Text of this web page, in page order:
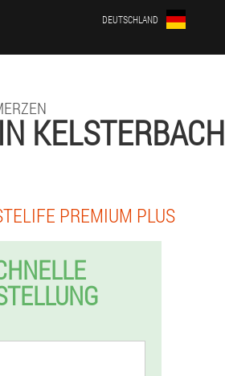
DEUTSCHLAND
KELSTERBACH
PREMIUM PLUS